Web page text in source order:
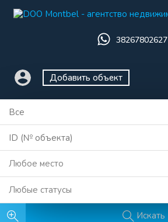
38267802627
Добавить объект
Любое место
Любые статусы
Искать